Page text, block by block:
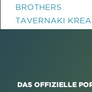
BROTHERS
TAVERNAKI
DAS OFFIZIELLE